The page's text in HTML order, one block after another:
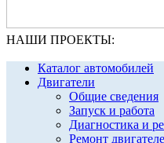
НАШИ ПРОЕКТЫ:
Каталог автомобилей
Двигатели
Общие сведения
Запуск и работа
Диагностика и
Ремонт